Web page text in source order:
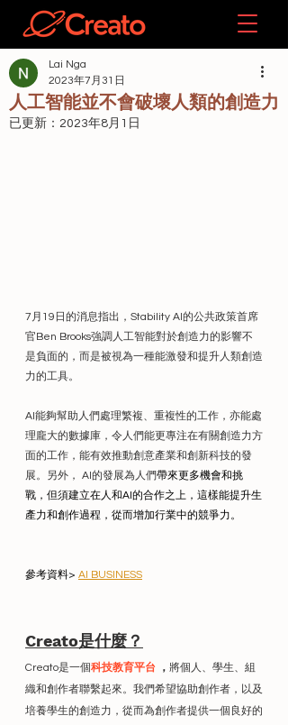
人工智能並不會破壞人類的創造力
Lai Nga
2023年7月31日
已更新： 2023年8月1日
7月19日的消息指出，Stability AI的公共政策首席
官Ben Brooks強調人工智能對於創造力的影響不
是負面的，而是被視為一種能激發和提升人類創造
力的工具。
AI能夠幫助人們處理繁複、重複性的工作，亦能處
理龐大的數據庫，令人們能更專注在有關創造力方
面的工作，能有效推動創意產業和創新科技的發
展。另外， AI的發展為人們帶來更多機會和挑
戰，但須建立在人和AI的合作之上，這樣能提升生
產力和創作過程，從而增加行業中的競爭力。
參考資料> AI BUSINESS
Creato是什麼？
Creato是一個科技教育平台 ， 將個人、學生、組
織和創作者聯繫起來。我們希望協助創作者，以及
培養學生的創造力，從而為創作者提供一個良好的